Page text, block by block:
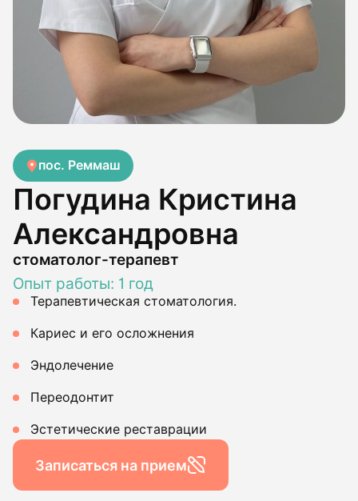
пос. Реммаш
Погудина Кристина
Александровна
стоматолог-терапевт
Опыт работы: 1 год
Терапевтическая стоматология.
Кариес и его осложнения
Эндолечение
Переодонтит
Эстетические реставрации
Записаться на прием